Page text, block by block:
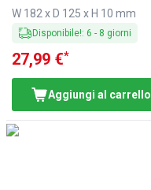
moschettone
W 182 x D 125 x H 10 mm
Disponibile!: 6 - 8 giorni
27,99 €*
Aggiungi al carrello